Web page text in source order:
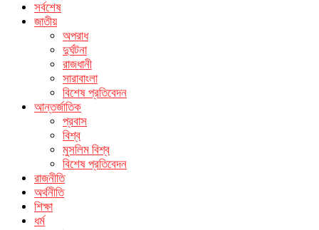
সর্বশেষ
জাতীয়
অপরাধ
দুর্ঘটনা
রাজধানী
সারাবাংলা
বিশেষ প্রতিবেদন
আন্তর্জাতিক
প্রবাস
বিশ্ব
মুসলিম বিশ্ব
বিশেষ প্রতিবেদন
রাজনীতি
অর্থনীতি
শিক্ষা
ধর্ম